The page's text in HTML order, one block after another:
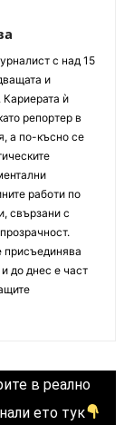
с над 15
и
Кариерата ѝ
репортер в
а по-късно се
работи по
свързани с
присъединява
до днес е част
в реално
ето тук